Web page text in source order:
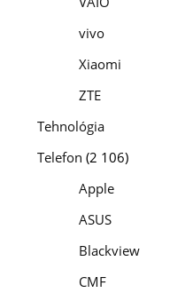
vivo
Xiaomi
ZTE
Tehnológia
Telefon (2 106)
Apple
ASUS
Blackview
CMF